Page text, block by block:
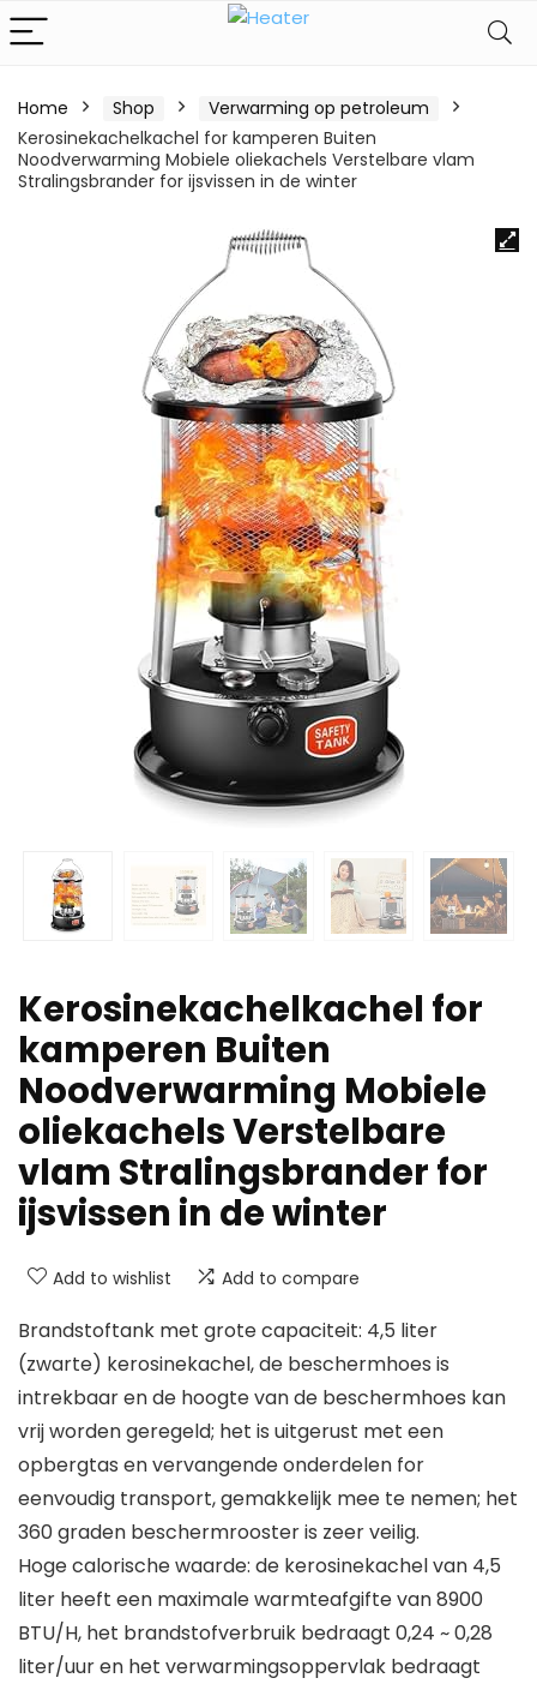
Home Shop
Verwarming op petroleum
Kerosinekachelkachel for kamperen Buiten
Noodverwarming Mobiele oliekachels Verstelbare vlam
Stralingsbrander for ijsvissen in de winter
Kerosinekachelkachel for
kamperen Buiten
Noodverwarming Mobiele
oliekachels Verstelbare
vlam Stralingsbrander for
ijsvissen in de winter
Add to wishlist Add to compare
Brandstoftank met grote capaciteit: 4,5 liter
(zwarte) kerosinekachel, de beschermhoes is
intrekbaar en de hoogte van de beschermhoes kan
vrij worden geregeld; het is uitgerust met een
opbergtas en vervangende onderdelen for
eenvoudig transport, gemakkelijk mee te nemen; het
360 graden beschermrooster is zeer veilig.
Hoge calorische waarde: de kerosinekachel van 4,5
liter heeft een maximale warmteafgifte van 8900
BTU/H, het brandstofverbruik bedraagt ​​0,24 ~ 0,28
liter/uur en het verwarmingsoppervlak bedraagt ​​